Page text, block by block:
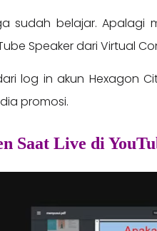
sudah belajar. Apalagi
Speaker dari Virtual
log in akun Hexagon
promosi.
Saat Live di